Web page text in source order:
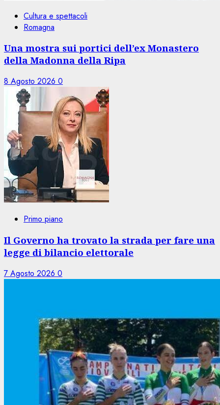
Cultura e spettacoli
Romagna
Una mostra sui portici dell’ex Monastero
della Madonna della Ripa
8 Agosto 2026 0
Primo piano
Il Governo ha trovato la strada per fare una
legge di bilancio elettorale
7 Agosto 2026 0